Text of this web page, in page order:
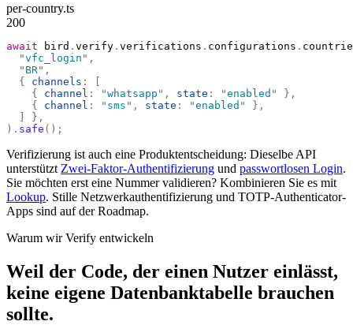
per-country.ts
200
await bird . verify . verifications . configurations .
  "
vfc_login " ,
  "
BR" ,
  {
channels :
    {
channel : "whatsapp " , state : "enabled "
},
    {
channel : " sms " , state : "enabled "
},
},
). safe ();
Verifizierung ist auch eine Produktentscheidung: Dieselbe API
unterstützt Zwei-Faktor-Authentifizierung und passwortlosen Login.
Sie möchten erst eine Nummer validieren? Kombinieren Sie es mit
Lookup. Stille Netzwerkauthentifizierung und TOTP-Authenticator-
Apps sind auf der Roadmap.
Warum wir Verify entwickeln
Weil der Code, der einen Nutzer einlässt,
keine eigene Datenbanktabelle brauchen
sollte.